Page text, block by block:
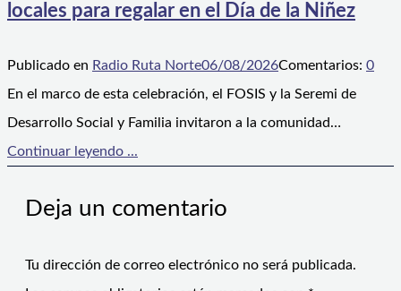
locales para regalar en el Día de la Niñez
Publicado en Radio Ruta Norte06/08/2026Comentarios: 0
En el marco de esta celebración, el FOSIS y la Seremi de
Desarrollo Social y Familia invitaron a la comunidad…
Continuar leyendo ...
Deja un comentario
Tu dirección de correo electrónico no será publicada.